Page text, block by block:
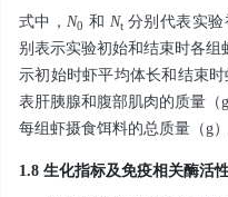
式中，N0 和 Nt分别代表实验
别表示实验初始和结束时各组
示初始时虾平均体长和结束时
表肝胰腺和腹部肌肉的质量（
每组虾摄食饵料的总质量（g）
1.8 生化指标及免疫相关酶活